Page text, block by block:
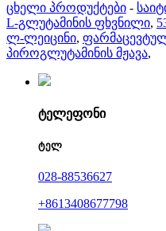
ცხელი პროდუქტები -
L-გლუტამინის ფხვნილი,
ლ-ლეიცინი,
პიროგლუტამინის მჟავა,
ტელეფონი
ტელ
028-88536627
+8613408677798